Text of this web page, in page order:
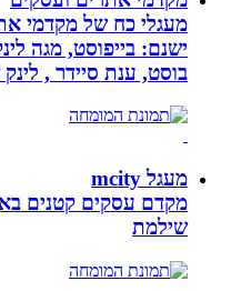
מעגלי כח של מקדמי
ישנם: בייפוסט, מגה לינק,
בוסט, ענת סיידר , לינק
מעגל mcity
מקדם עסקים קטנים באופן
שילמת